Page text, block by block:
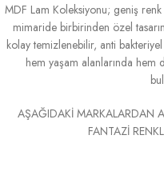
MDF Lam Koleksiyonu; geniş
mimaride birbirinden özel
kolay temizlenebilir, anti
hem yaşam alanlarında hem
AŞAĞIDAKİ MARKALARDAN
FANTAZİ